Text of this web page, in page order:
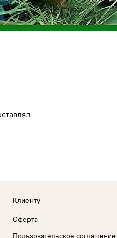
Клиенту
Оферта
Пользовательское соглашение